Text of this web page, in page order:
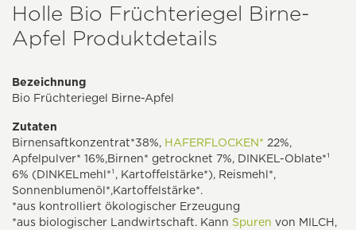
Holle Bio Früchteriegel Birne-
Apfel Produktdetails
Bezeichnung
Bio Früchteriegel Birne-Apfel
Zutaten
Birnensaftkonzentrat*38%, HAFERFLOCKEN* 22%,
Apfelpulver* 16%,Birnen* getrocknet 7%, DINKEL-Oblate*¹
6% (DINKELmehl*¹, Kartoffelstärke*), Reismehl*,
Sonnenblumenöl*,Kartoffelstärke*.
*aus kontrolliert ökologischer Erzeugung
*aus biologischer Landwirtschaft. Kann Spuren von MILCH,